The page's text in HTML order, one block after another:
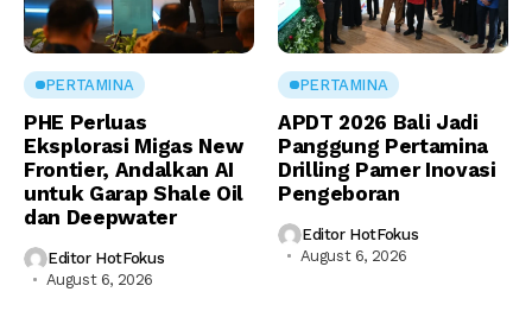
PERTAMINA
PHE Perluas
Eksplorasi Migas New
Frontier, Andalkan AI
untuk Garap Shale Oil
dan Deepwater
Editor HotFokus
August 6, 2026
PERTAMINA
APDT 2026 Bali Jadi
Panggung Pertamina
Drilling Pamer Inovasi
Pengeboran
Editor HotFokus
August 6, 2026